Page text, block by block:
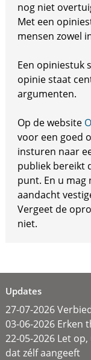
nog niet
Met een
mensen zowel
Een opiniestuk
opinie staat
argumenten.
Op de website
voor een goed
insturen naar
publiek bereikt
punt. En u
aandacht
Vergeet de
niet.
Updates
27-07-2026
03-06-2026
22-05-2026 Let
dat zélf aangeeft